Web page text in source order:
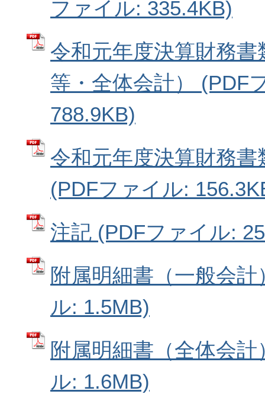
ファイル: 335.4KB)
令和元年度決算財務書
等・全体会計） (PDF
788.9KB)
令和元年度決算財務
(PDFファイル:
注記 (PDFファイル:
附属明細書（一般会
ル: 1.5MB)
附属明細書（全体会
ル: 1.6MB)